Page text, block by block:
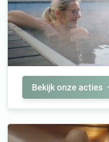
Bekijk onze acties